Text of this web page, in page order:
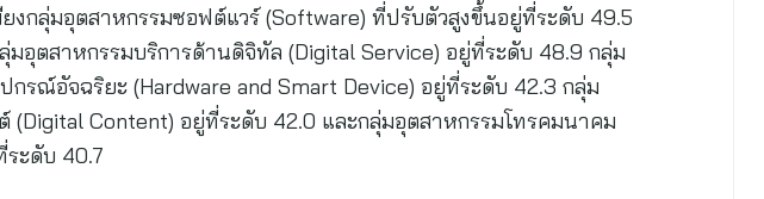
งกลุ่มอุตสาหกรรมซอฟต์แวร์ (Software) ที่ปรับตัวสูงขึ้นอยู่ที่ระดับ 49.5
มอุตสาหกรรมบริการด้านดิจิทัล (Digital Service) อยู่ที่ระดับ 48.9 กลุ่ม
กรณ์อัจฉริยะ (Hardware and Smart Device) อยู่ที่ระดับ 42.3 กลุ่ม
(Digital Content) อยู่ที่ระดับ 42.0 และกลุ่มอุตสาหกรรมโทรคมนาคม
ะดับ 40.7